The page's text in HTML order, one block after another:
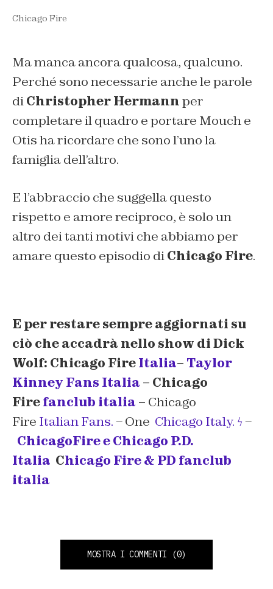
Chicago Fire
Ma manca ancora qualcosa, qualcuno.
Perché sono necessarie anche le parole
diChristopher Hermannper
completare il quadro e portare Mouch e
Otis ha ricordare che sono l’uno la
famiglia dell’altro.
E l’abbraccio che suggella questo
rispetto e amore reciproco, è solo un
altro dei tanti motivi che abbiamo per
amare questo episodio diChicago Fire.
E per restare sempre aggiornati su
ciò che accadrà nello show di Dick
Wolf: Chicago FireItalia– Taylor
Kinney Fans Italia – Chicago
Firefanclub italia – Chicago
Fire Italian Fans.– One Chicago Italy. ϟ–
ChicagoFire e Chicago P.D.
Italia Chicago Fire & PD fanclub
italia
MOSTRA I COMMENTI (0)